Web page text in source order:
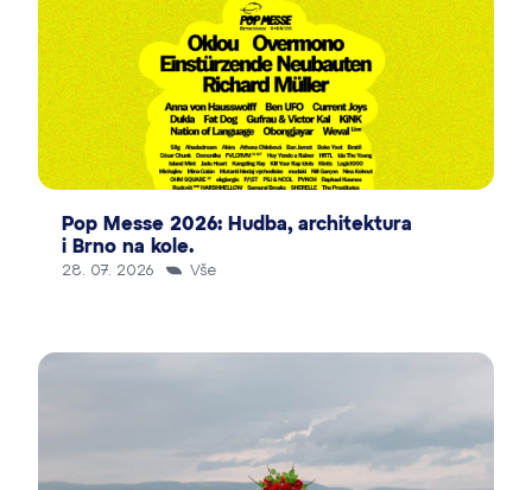
Pop Messe 2026: Hudba, architektura
i Brno na kole.
28. 07. 2026
Vše